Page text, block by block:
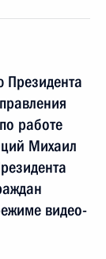
Президента
работе
Михаил
видео-